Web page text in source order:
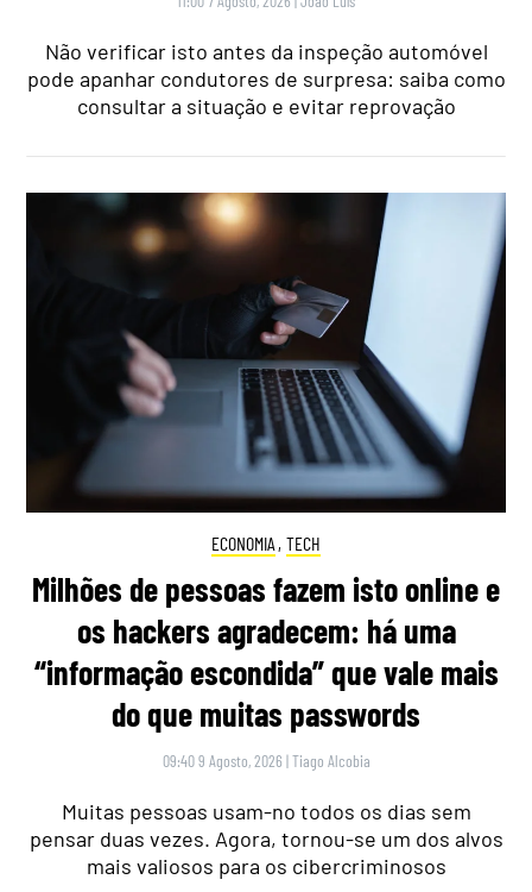
Não verificar isto antes da inspeção automóvel
pode apanhar condutores de surpresa: saiba como
consultar a situação e evitar reprovação
ECONOMIA , TECH
Milhões de pessoas fazem isto online e
os hackers agradecem: há uma
“informação escondida” que vale mais
do que muitas passwords
09:40 9 Agosto, 2026 |Tiago Alcobia
Muitas pessoas usam-no todos os dias sem
pensar duas vezes. Agora, tornou-se um dos alvos
mais valiosos para os cibercriminosos